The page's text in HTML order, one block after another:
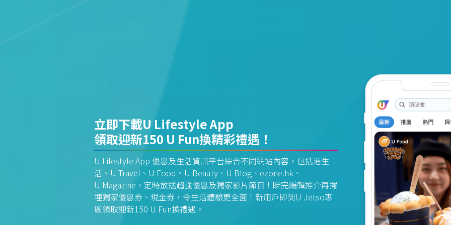
立即下載U Lifestyle App
領取迎新150 U Fun換精彩禮遇！
U Lifestyle App 優惠及生活資訊平台綜合不同網站內容，包括港生
活、U Travel、U Food、U Beauty、U Blog、ezone.hk、
U Magazine，定時放送超強優惠及獨家影片節目！睇完編輯推介再攞
埋獨家優惠券、現金券，令生活體驗更全面！新用戶即到U Jetso專
區領取迎新150 U Fun換禮遇。